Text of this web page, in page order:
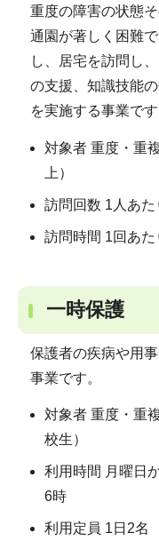
重度の障害の状態
通園が著しく困難
し、居宅を訪問し
の支援、知識技能
を実施する事業です
対象者 重度・重
上）
訪問回数 1人あ
訪問時間 1回あ
一時保護
保護者の疾病や用
事業です。
対象者 重度・重
校生）
利用時間 月曜日
6時
利用定員 1日2名